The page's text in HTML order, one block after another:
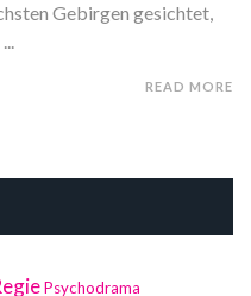
Gebirgen gesichtet,
READ MORE
Psychodrama